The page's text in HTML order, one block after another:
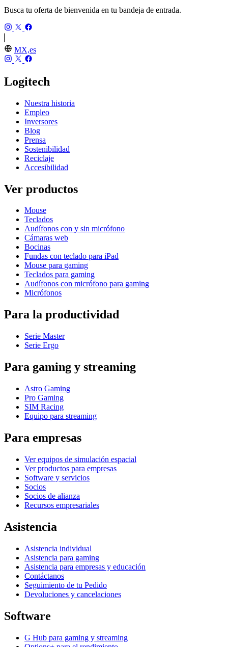
Busca tu oferta de bienvenida en tu bandeja de entrada.
MX,es
Logitech
Nuestra historia
Empleo
Inversores
Blog
Prensa
Sostenibilidad
Reciclaje
Accesibilidad
Ver productos
Mouse
Teclados
Audífonos con y sin micrófono
Cámaras web
Bocinas
Fundas con teclado para iPad
Mouse para gaming
Teclados para gaming
Audífonos con micrófono para gaming
Micrófonos
Para la productividad
Serie Master
Serie Ergo
Para gaming y streaming
Astro Gaming
Pro Gaming
SIM Racing
Equipo para streaming
Para empresas
Ver equipos de simulación espacial
Ver productos para empresas
Software y servicios
Socios
Socios de alianza
Recursos empresariales
Asistencia
Asistencia individual
Asistencia para gaming
Asistencia para empresas y educación
Contáctanos
Seguimiento de tu Pedido
Devoluciones y cancelaciones
Software
G Hub para gaming y streaming